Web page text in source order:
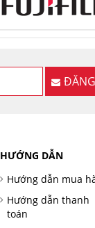
HƯỚNG DẪN
Hướng dẫn mua
Hướng dẫn thanh
toán